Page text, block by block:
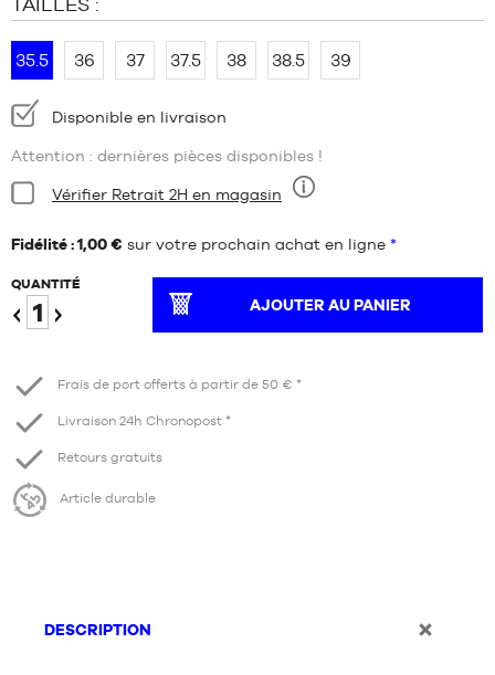
35.5 36 37 37.5 38 38.5 39
Disponibilité
:
Disponible en livraison
Attention : dernières pièces disponibles !
Condition:
Neuf
Vérifier Retrait 2H en magasin
Fidélité : 1,00 € sur votre prochain achat en ligne *
QUANTITÉ
AJOUTER AU PANIER
Frais de port offerts à partir de 50 € *
Livraison 24h Chronopost *
Retours gratuits
Article durable
DESCRIPTION